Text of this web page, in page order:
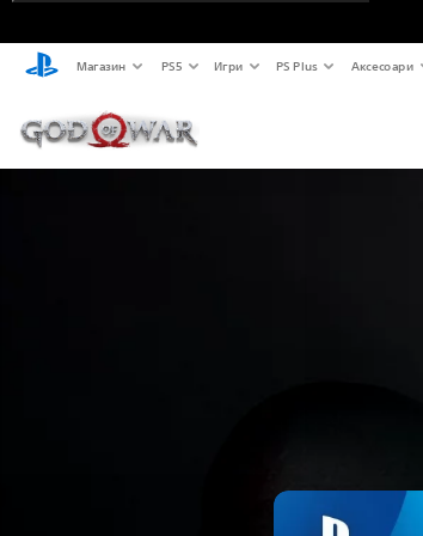
Магазин PS5 Игри PS Plus Аксесоари